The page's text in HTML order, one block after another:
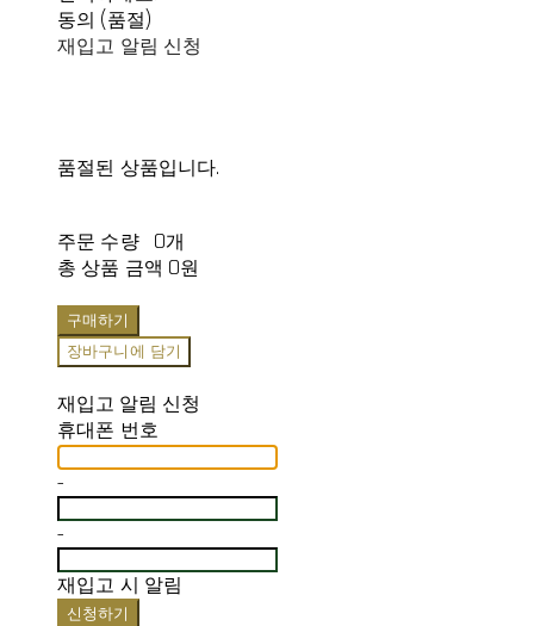
동의 (품절)
재입고 알림 신청
품절된 상품입니다.
주문 수량
0개
총 상품 금액 0원
구매하기
장바구니에 담기
재입고 알림 신청
휴대폰 번호
-
-
재입고 시 알림
신청하기